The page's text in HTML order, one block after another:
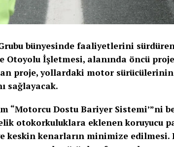
bünyesinde faaliyetlerini
Otoyolu İşletmesi, alanında öncü
proje, yollardaki motor
sağlayacak.
“Motorcu Dostu Bariyer Sistemi’”ni
otokorkuluklara eklenen koruyucu
keskin kenarların minimize